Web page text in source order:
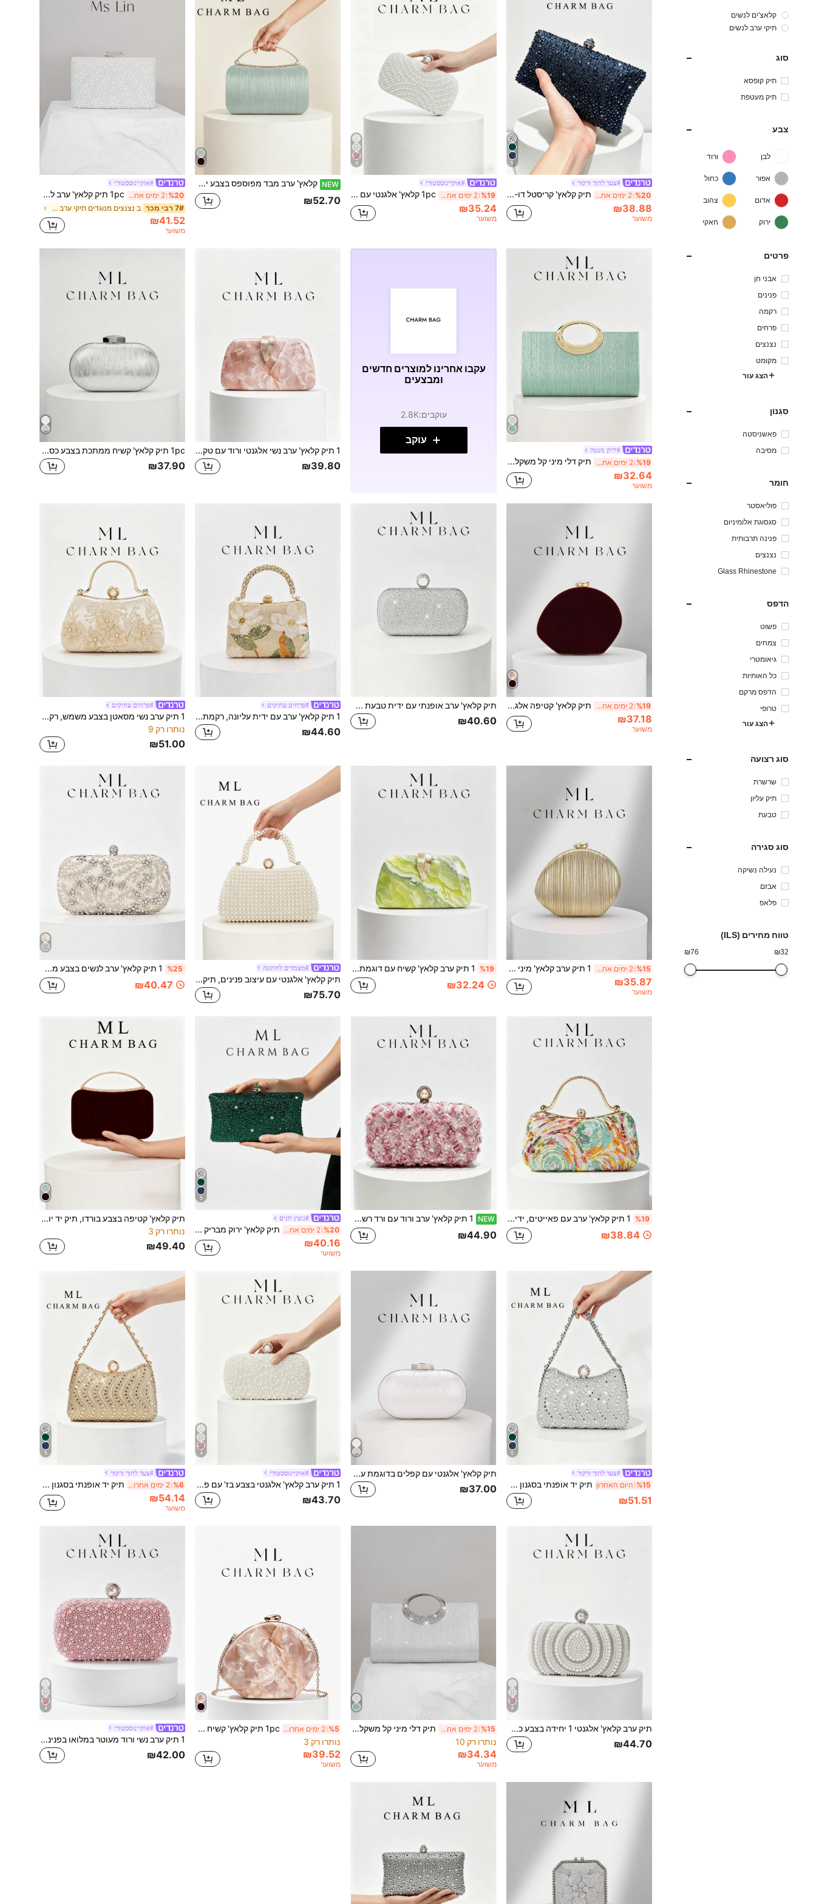
קלאצ'ים לנשים
תיקי ערב לנשים
סוג
תיק קופסא
תיק מעטפת
צבע
לבן ורוד
אפור כחול
אדום צהוב
ירוק חאקי
פרטים
אבני חן
פנינים
רקמה
פרחים
נצנצים
מקומט
הצג עור
סִגְנוֹן
פאשניסטה
מסיבה
חומר
פוליאסטר
סגסוגת אלומיניום
פנינה תרבותית
נצנצים
Glass Rhinestone
הדפס
פשוט
צמחים
גיאומטרי
כל האותיות
הדפס מרקם
טרופי
הצג עור
סוג רצועה
שרשרת
תיק עליון
טבעת
סוג סגירה
נעילה נשיקה
אבזם
פלאפ
טווח מחירים (ILS)
₪76 ₪32
5
#צעד לתוך זרקור
%20 2 ימים אחרונים תיק קלאץ' קריסטל דו-צדדי בצבע כחול כהה נוצץ עם שרשרת מתכת, אופנתי ואלגנטי, מתאים לאירועים רשמיים/גאלות, בחירה אידיאלית לכלות. מתאים בצורה מושלמת לשמלות כלה, שמלות רשמיות, שמלות נשף, שמלות יום הולדת, שמלות מסיבה, והוא אביזר חתונה חיוני, משתלב היטב גם עם שמלות סיום ושמלות נשף.
₪38.88
משוער
4
#אוקיינוססטורי
%19 2 ימים אחרונים 1pc קלאץ' אלגנטי עם קופסת פנינים מלאכותיות, ארנק רומנטי למסיבת חתונה עם קישוטי קריסטלים יוקרתיים, תיק כתף לאירוע רשמי מתאים לכלה, תיק חתונה
₪35.24
משוער
NEW קלאץ' ערב מבד מפוספס בצבע ירוק מנטה, תיק יד יוקרתי ממתכת מוזהבת עם ידית עליונה, מתאים למסיבה/חתונה/נשף/אירועים
₪52.70
#אוקיינוססטורי
%20 2 ימים אחרונים 1pc תיק קלאץ' ערב לבן רומנטי ואלגנטי עם דמוי פנינה, ארנק למסיבה רשמית, תיק כלה, מעוטר בקריסטלים מבריקים, מתאים לשמלות רשמיות, אירועים גדולים, בגדי כלה, קלאץ' פנינה אלגנטי, שמלת נשף
7# רבי מכר ב נצנצים מנוגדים תיקי ערב לנשים
₪41.52
משוער
#ירוק מנטה
%19 2 ימים אחרונים תיק דלי מיני קל משקל, עסקי שיק עם עיצוב יהלומים, תיק יד מפוספס ירוק מנטה יפהפה עם רצועת כתף עם שרשרת מתכת, אלגנטי, מתוחכם, נערת מסיבות יוקרתית ושקטה עם ריינסטון, נשים, מפגש מושלם לכלה, מותאם בצורה מושלמת לתלבושת ראש השנה, מותאם בצורה מושלמת לשמלת המסיבה של נשים. תיק המסיבה אידיאלי למסיבות, חתונות וארוחות ערב/ריקודים סלוניים, מותאם בצורה מושלמת לאביזרי נשף.
₪32.64
משוער
עקבו אחרינו למוצרים חדשים
ומבצעים
עוקבים:
2.8K
עוקב
1 תיק קלאץ' ערב נשי אלגנטי ורוד עם טקסטורת שיש, עם סגירת מתכת בצורת עלה זהב וינטג' ומסגרת מתכת כסופה, תיק קופסה קשיח עם רצועת שרשרת דקה נשלפת. קלאץ' רשמי מינימליסטי מתאים לסעודות חתונה.
₪39.80
1pc תיק קלאץ' קשיח ממתכת בצבע כסף - טקסטורה מקרישה, אבזם זהב, שרשרת נשלפת, מתאים לנשפים וחתונות
₪37.90
%19 2 ימים אחרונים תיק קלאץ' קטיפה אלגנטי בצבע בורדו אחד עם עיצוב קריסטל, תיק יד רשמי בצורת קופסה מעודן בסגנון וינטג', מתאים לנשים באירועים רשמיים כמו נשפים, חתונות וכו'.
₪37.18
משוער
תיק קלאץ' ערב אופנתי עם ידית טבעת מעוטרת באבני ריינסטון כסוף, 1 יחידה
₪40.60
#פרחים עתיקים
1 תיק קלאץ' ערב עם ידית עליונה, רקמת פרחים וינטג' ואבני ריינסטון
₪44.60
#פרחים עתיקים
1 תיק ערב נשי מסאטן בצבע משמש, רקמת פרחים תלת-ממדית עם עיטורי פנינים, ידית עליונה מעוקמת ממתכת, סגירת פנינה משובצת ריינסטון מנצנץ, תיק יד עם מסגרת מתכת קשיחה ורצועת כתף שרשרת זהב נשלפת, מתאים לחתונה, סעודת חתונה, נשף, מסיבה ואירועים רשמיים רומנטיים אחרים
נותרו רק 9
₪51.00
%15 2 ימים אחרונים 1 תיק ערב קלאץ' מיני מקריפם מתכת לנשים, תיק יד למסיבה מעור אלגנטי, תיק יד מבריק התואם לאאוטפיט, תיק ערב קלאץ' יוקרתי חדש לחתונה, תיק יד למסיבה מעור אלגנטי
₪35.87
משוער
%19 1 תיק ערב קלאץ' קשיח עם דוגמת שיש ירוק וינטג', סגירת מנעול נוצה מוזהבת, תיק יד מיני יוקרתי ואלגנטי למסיבות וחתונה, נשיאה על הגוף
₪32.24
#מצמדים לחתונה
תיק קלאץ' אלגנטי עם עיצוב פנינים, תיק יד רשמי יוקרתי מתאים למסיבת אירוסין, לבוש רשמי בצ'ונגסאם, אירוע ערב רשמי לנשים, תיק פנינים חינני
₪75.70
%25 1 תיק קלאץ' ערב לנשים בצבע משמש עם פנינים כבדות וריינסטון, תיק קופסה קשיח מלבני מעוטר יוקרתי עם רצועת שרשרת, תיק צד קטן לחתונה, שמלה כלה, מסיבה, תיק יד מעודן
₪40.47
%19 1 תיק קלאץ' ערב עם פאייטים, ידית מתכת עם ריינסטון, תיק קטן רשמי בסגנון וינטג' למסיבות ואירועים, תיק צד עם שרשרת
₪38.84
NEW 1 תיק קלאץ' ערב ורוד עם ורד רשת תלת-ממדי, אבזים פנינה ומעטפת קשיחה, עיטור פרחוני כבד מחרוזים, תיק קטן אלגנטי למסבך לחתונה, נשף, מסיבה ושמלה
₪44.90
5
#נוצץ חגים
%20 2 ימים אחרונים תיק קלאץ' ירוק מבריק דו-צדדי מעוטר בקריסטלים עם שרשרת מתכת, אופנתי ואלגנטי, מתאים לאירועים רשמיים, אידיאלי לכלות. מתאים בצורה מושלמת לשמלות כלה, שמלות רשמיות, שמלות נשף, שמלות יום הולדת, שמלות מסיבה ושמלות סיום לימודים.
₪40.16
משוער
תיק קלאץ' קטיפה בצבע בורדו, תיק יד יוקרתי ממתכת בצבע זהב, מתאים למסיבה/חתונה/נשף/אירועים
נותרו רק 3
₪49.40
5
#צעד לתוך זרקור
%15 היום האחרון תיק יד אופנתי בסגנון אירופאי ואמריקאי עם יהלומים ואבני חן, קלאץ' ערב יוקרתי, תיק חוף קיצי, חופשה/חג
₪51.51
תיק קלאץ' אלגנטי עם קפלים בדוגמת עלים, תיק אופנתי לנשים, מתאים לחתונות, מסיבות ואירועים גאלה. תיק כתף/צלב איכותי עם שרשרת
₪37.00
4
#אוקיינוססטורי
1 תיק ערב קלאץ' אלגנטי בצבע בז' עם פנינים מלאות ואבני חן
₪43.70
5
#צעד לתוך זרקור
%6 2 ימים אחרונים תיק יד אופנתי בסגנון אירופאי ואמריקאי עם יהלומים ואבני חן, תיק ערב יוקרתי, תיק קיץ, תיק חוף, חג
₪54.14
משוער
4
תיק ערב קלאץ' אלגנטי 1 יחידה בצבע כסוף עם טיפת מים, פנינה וריינסטון
₪44.70
%15 2 ימים אחרונים
תיק דלי מיני קל משקל, עסקי שיק עם עיצוב יהלומים, תיק יד מפוספס כסוף אלגנטי עם רצועת כתף ממתכת, תיק קלאץ' מקסים, מפואר, מעודן, נערת מסיבות שקטה עם ריינסטון, נשים, מפגש מושלם לכלה, התאמה מושלמת לתלבושת ראש השנה, התאמה מושלמת לשמלת המסיבה של נשים. תיק המסיבה מתאים למסיבות, חתונות וארוחות ערב/ריקודים סלוניים, התאמה מושלמת לאביזרי נשף תיק חוף
נותרו רק 10
₪34.34
משוער
%5 2 ימים אחרונים
1pc תיק קלאץ' קשיח בדפוס שיש ורוד - מסגרת זהב ורוד, רצועת כתף שרשרת נתיקה, מתאים לערב ולמסיבות
נותרו רק 3
₪39.52
משוער
4
#אוקיינוססטורי
1 תיק ערב נשי ורוד מעוטר במלואו בפנינים, עם סגירת פנינה משובצת ריינסטון מנצנץ, רצועת שרשרת כסופה נשלפת ומסגרת מתכת מוזהבת, תיק קשיח מעוצב לחתונה, סעודת חתונה, מסיבת קוקטייל של כלה ואירועי נשף, תיק ערב אלגנטי רשמי
₪42.00